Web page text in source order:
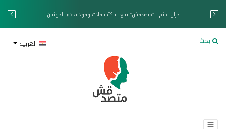
خزان عائم.. "متصدقش" تتبع شبكة ناقلات وقود تخدم الحوثيين
بحث العربية